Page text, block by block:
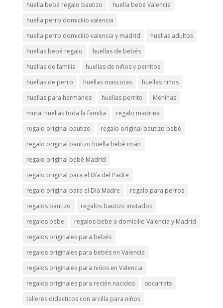
huella bebé regalo bautizo
huella bebé Valencia
huella perro domicilio valencia
huella perro domicilio valencia y madrid
huellas adultos
huellas bebé regalo
huellas de bebés
huellas de familia
huellas de niños y perritos
huellas de perro
huellas mascotas
huellas niños
huellas para hermanos
huellas perrito
Meninas
mural huellas toda la familia
regalo madrina
regalo original bautizo
regalo original bautizo bebé
regalo original bautizo huella bebé imán
regalo original bebé Madrid
regalo original para el Día del Padre
regalo original para el Día Madre
regalo para perros
regalos bautizo
regalos bautizo invitados
regalos bebe
regalos bebe a domicilio Valencia y Madrid
regalos originales para bebés
regalos originales para bebés en Valencia
regalos originales para niños en Valencia
regalos originales para recién nacidos
socarrats
talleres didacticos con arcilla para niños